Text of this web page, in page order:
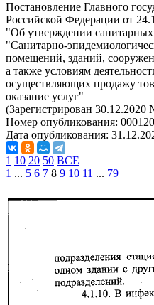
Постановление Главного
Российской Федерации от
"Об утверждении
"Санитарно-
помещений, зданий,
а также условиям
осуществляющих продажу
оказание услуг"
(Зарегистрирован 30.12.2020
Номер опубликования:
Дата опубликования:
1 10 20 50 ВСЕ
1 ... 5 6 7 8 9 10 11 ... 79